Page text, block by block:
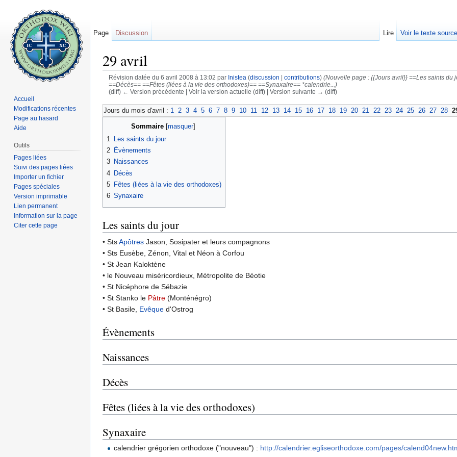
29 avril
Révision datée du 6 avril 2008 à 13:02 par Inistea (discussion contributions) (Nouvelle page : {{Jours avril}} ==Les saints du
==Décès== ==Fêtes (liées à la vie des orthodoxes)== ==Synaxaire== *calendrie...)
(diff) ← Version précédente | Voir la version actuelle (diff) | Version suivante → (diff)
Jours du mois d'avril : 1 2 3 4 5 6 7 8 9 10 11 12 13 14 15 16 17 18 19 20 21 22 23 24 25 26 27 28
Sommaire[masquer]
1
Les saints du jour
2 Évènements
3 Naissances
4 Décès
5 Fêtes (liées à la vie des orthodoxes)
6 Synaxaire
Les saints du jour
• StsApôtres Jason, Sosipater et leurs compagnons
• Sts Eusèbe, Zénon, Vital et Néon à Corfou
• St Jean Kaloktène
• le Nouveau miséricordieux, Métropolite de Béotie
• St Nicéphore de Sébazie
• St Stanko le Pâtre (Monténégro)
• St Basile, Evêque d'Ostrog
Évènements
Naissances
Décès
Fêtes (liées à la vie des orthodoxes)
Synaxaire
calendrier grégorien orthodoxe ("nouveau") : http://calendrier.egliseorthodoxe.com/pages/
Page Discussion Lire Voir le texte source
Accueil
Modifications récentes
Page au hasard
Aide
Outils
Pages liées
Suivi des pages liées
Importer un fichier
Pages spéciales
Version imprimable
Lien permanent
Information sur la page
Citer cette page